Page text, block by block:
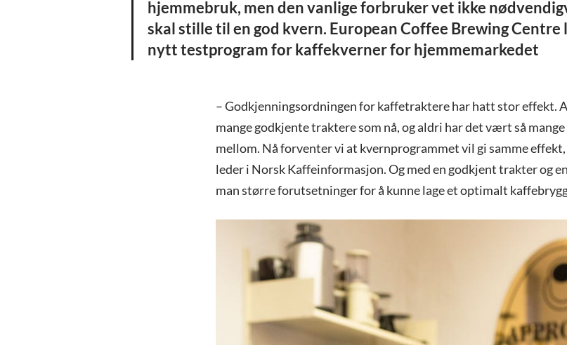
hjemmebruk, men den vanlige forbruker vet ikke
skal stille til en god kvern. European Coffee Brewing Centre
nytt testprogram for kaffekverner for hjemmemarkedet
– Godkjenningsordningen for kaffetraktere har hatt stor effekt.
mange godkjente traktere som nå, og aldri har det vært så
mellom. Nå forventer vi at kvernprogrammet vil gi samme
leder i Norsk Kaffeinformasjon. Og med en godkjent trakter og
man større forutsetninger for å kunne lage et optimalt